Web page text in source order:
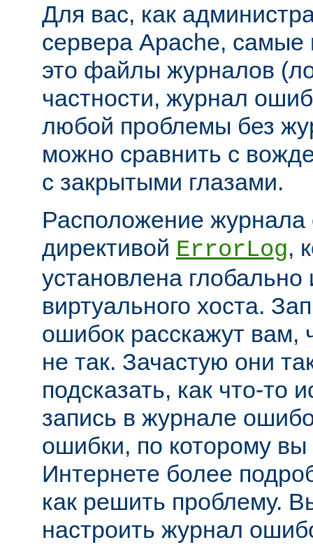
Для вас, как
сервера Apache,
это файлы журналов
частности, журнал
любой проблемы без
можно сравнить с
с закрытыми глазами.
Расположение журнала
директивой ErrorLog,
установлена
виртуального хоста.
ошибок расскажут вам,
не так. Зачастую они
подсказать, как что-то
запись в журнале
ошибки, по которому
Интернете более
как решить проблему.
настроить журнал